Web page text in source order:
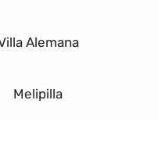
Alemana
Melipilla